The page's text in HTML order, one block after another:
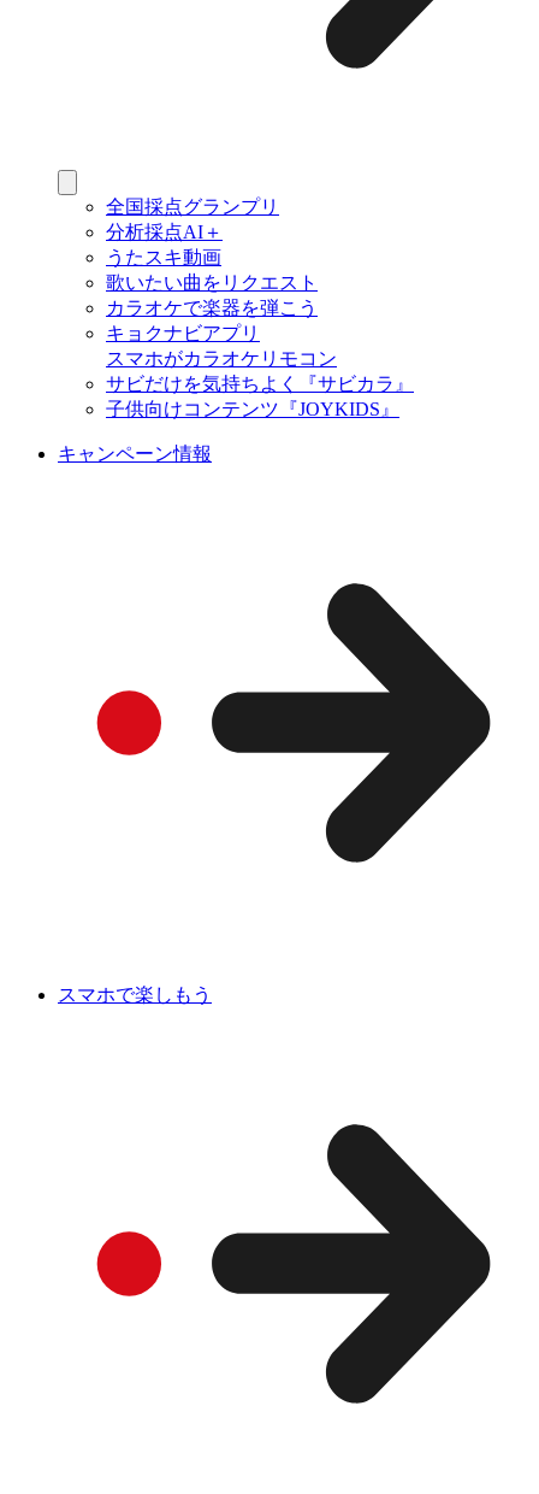
全国採点グランプリ
分析採点AI＋
うたスキ動画
歌いたい曲をリクエスト
カラオケで楽器を弾こう
キョクナビアプリ
スマホがカラオケリモコン
サビだけを気持ちよく『サビカラ』
子供向けコンテンツ『JOYKIDS』
キャンペーン情報
スマホで楽しもう